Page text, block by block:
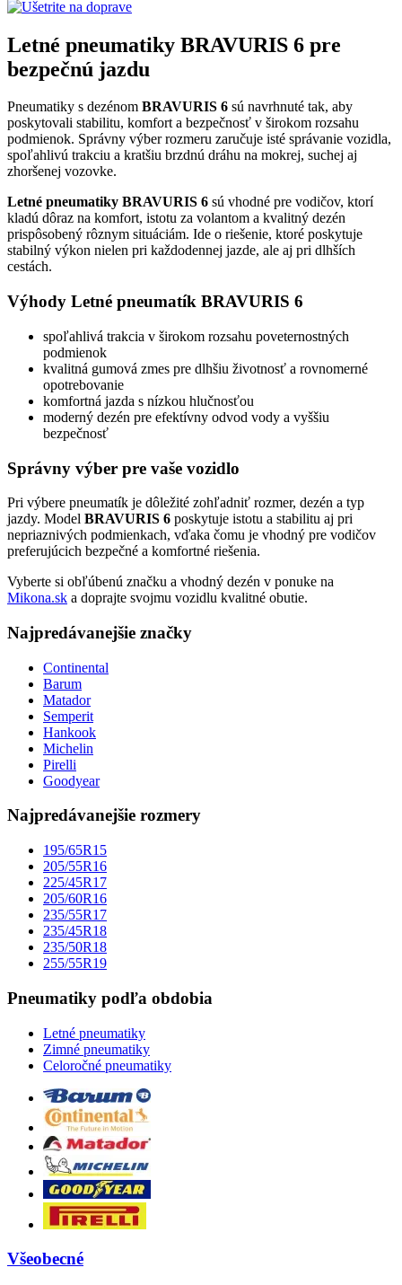
Letné pneumatiky BRAVURIS 6 pre
bezpečnú jazdu
Pneumatiky s dezénom BRAVURIS 6 sú navrhnuté tak, aby
poskytovali stabilitu, komfort a bezpečnosť v širokom rozsahu
podmienok. Správny výber rozmeru zaručuje isté správanie vozidla,
spoľahlivú trakciu a kratšiu brzdnú dráhu na mokrej, suchej aj
zhoršenej vozovke.
Letné pneumatiky BRAVURIS 6 sú vhodné pre vodičov, ktorí
kladú dôraz na komfort, istotu za volantom a kvalitný dezén
prispôsobený rôznym situáciám. Ide o riešenie, ktoré poskytuje
stabilný výkon nielen pri každodennej jazde, ale aj pri dlhších
cestách.
Výhody Letné pneumatík BRAVURIS 6
spoľahlivá trakcia v širokom rozsahu poveternostných
podmienok
kvalitná gumová zmes pre dlhšiu životnosť a rovnomerné
opotrebovanie
komfortná jazda s nízkou hlučnosťou
moderný dezén pre efektívny odvod vody a vyššiu
bezpečnosť
Správny výber pre vaše vozidlo
Pri výbere pneumatík je dôležité zohľadniť rozmer, dezén a typ
jazdy. Model BRAVURIS 6 poskytuje istotu a stabilitu aj pri
nepriaznivých podmienkach, vďaka čomu je vhodný pre vodičov
preferujúcich bezpečné a komfortné riešenia.
Vyberte si obľúbenú značku a vhodný dezén v ponuke na
Mikona.sk a doprajte svojmu vozidlu kvalitné obutie.
Najpredávanejšie značky
Continental
Barum
Matador
Semperit
Hankook
Michelin
Pirelli
Goodyear
Najpredávanejšie rozmery
195/65R15
205/55R16
225/45R17
205/60R16
235/55R17
235/45R18
235/50R18
255/55R19
Pneumatiky podľa obdobia
Letné pneumatiky
Zimné pneumatiky
Celoročné pneumatiky
Všeobecné